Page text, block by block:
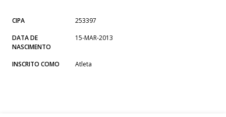
CIPA
253397
DATA DE
NASCIMENTO
15-MAR-2013
INSCRITO COMO Atleta